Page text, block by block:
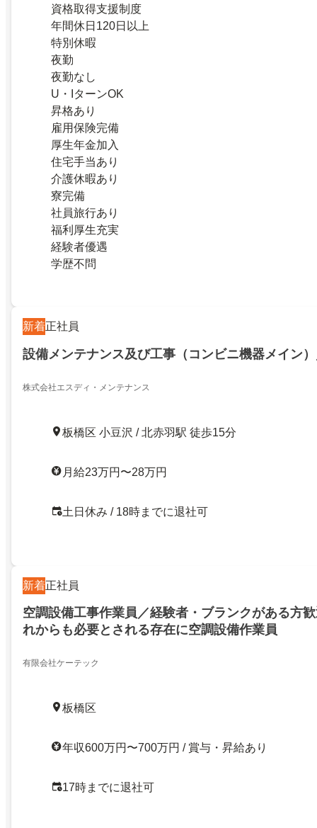
資格取得支援制度
年間休日120日以上
特別休暇
夜勤
夜勤なし
U・IターンOK
昇格あり
雇用保険完備
厚生年金加入
住宅手当あり
介護休暇あり
寮完備
社員旅行あり
福利厚生充実
経験者優遇
学歴不問
新着正社員
設備メンテナンス及び工事（コンビニ機器メイン
株式会社エスディ・メンテナンス
板橋区 小豆沢 / 北赤羽駅 徒歩15分
月給23万円〜28万円
土日休み / 18時までに退社可
新着正社員
空調設備工事作業員／経験者・ブランクがある方
れからも必要とされる存在に空調設備作業員
有限会社ケーテック
板橋区
年収600万円〜700万円 / 賞与・昇給あり
17時までに退社可